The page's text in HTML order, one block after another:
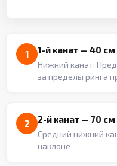
1 1-й канат — 40 см
Нижний канат.
за пределы ринга
2 2-й канат — 70 см
Средний нижний
наклоне